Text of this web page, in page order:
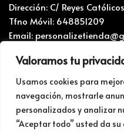
Valoramos tu
Usamos cookies para
navegación, mostrarle
personalizados y analizar
“Aceptar todo” usted da
Dirección: C/ Reyes
Tfno Móvil: 648851209
Email:
CONTACTO Y
Mapa del sitio
Politica de privacidad i
BLOG